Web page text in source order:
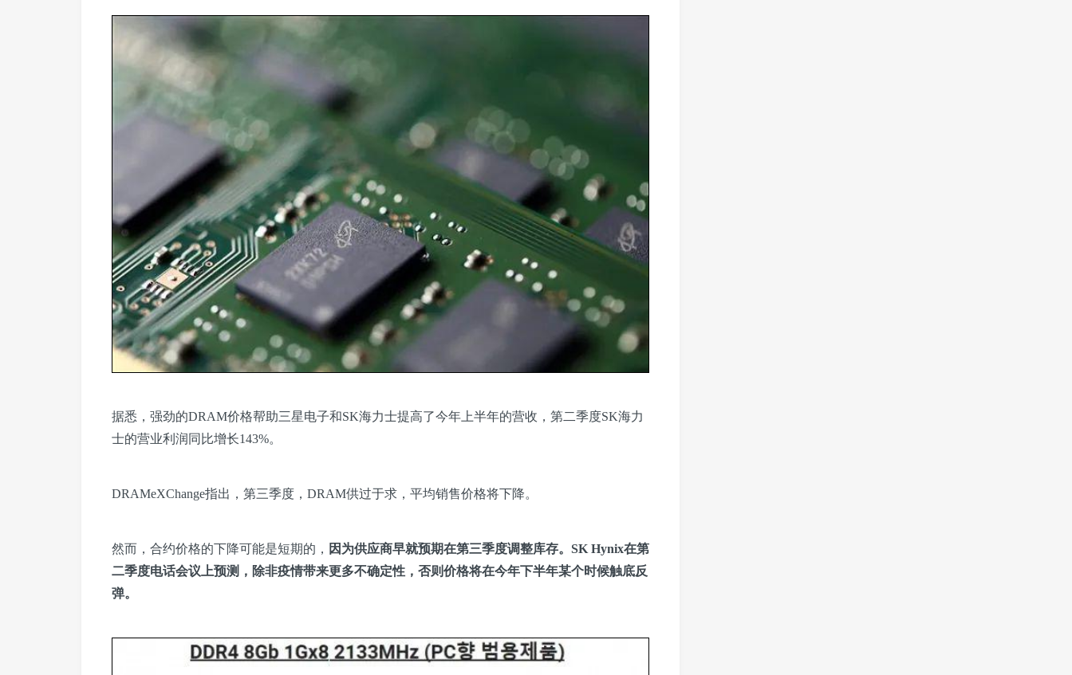
据悉，强劲的DRAM价格帮助三星电子和SK海力士提高了今年上半年的营收，第二季度SK海力
士的营业利润同比增长143%。
DRAMeXChange指出，第三季度，DRAM供过于求，平均销售价格将下降。
然而，合约价格的下降可能是短期的， 因为供应商早就预期在第三季度调整库存。SK Hynix在第
二季度电话会议上预测，除非疫情带来更多不确定性，否则价格将在今年下半年某个时候触底反
弹。